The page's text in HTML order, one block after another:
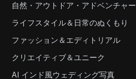
自然・アウトドア・アドベンチャー
ライフスタイル＆日常のぬくもり
ファッション＆エディトリアル
クリエイティブ＆ユニーク
AI インド風ウェディング写真